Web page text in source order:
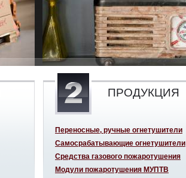
ПРОДУКЦИЯ
Переносные, ручные огнетушители
Самосрабатывающие огнетушители
Средства газового пожаротушения
Модули пожаротушения МУПТВ